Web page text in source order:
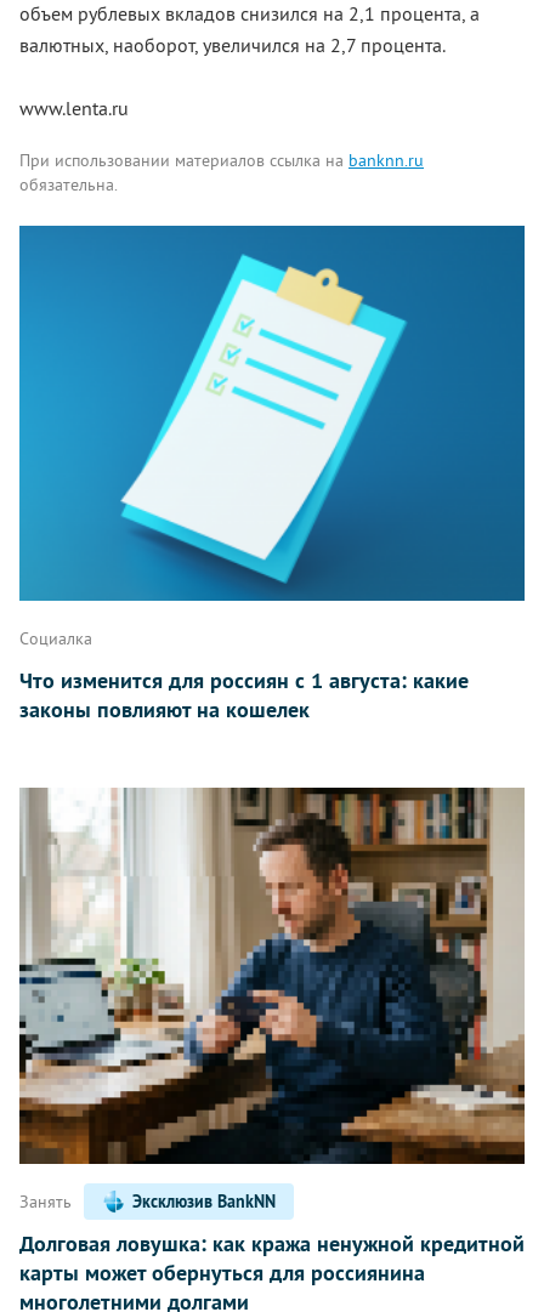
объем рублевых вкладов снизился на 2,1 процента, а
валютных, наоборот, увеличился на 2,7 процента.
www.lenta.ru
При использовании материалов ссылка на banknn.ru
обязательна.
Написать
Социалка
Что изменится для россиян с 1 августа: какие
законы повлияют на кошелек
Занять Эксклюзив BankNN
Долговая ловушка: как кража ненужной кредитной
карты может обернуться для россиянина
многолетними долгами